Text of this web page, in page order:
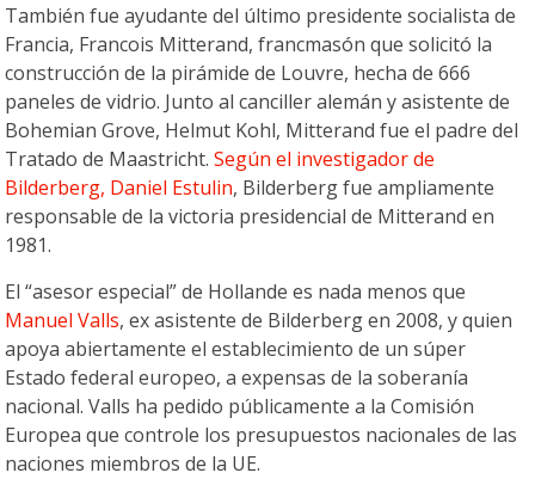
También fue ayudante del último presidente socialista de
Francia, Francois Mitterand, francmasón que solicitó la
construcción de la pirámide de Louvre, hecha de 666
paneles de vidrio. Junto al canciller alemán y asistente de
Bohemian Grove, Helmut Kohl, Mitterand fue el padre del
Tratado de Maastricht.Según el investigador de
Bilderberg, Daniel Estulin, Bilderberg fue ampliamente
responsable de la victoria presidencial de Mitterand en
1981.
El “asesor especial” de Hollande es nada menos que
Manuel Valls, ex asistente de Bilderberg en 2008, y quien
apoya abiertamente el establecimiento de un súper
Estado federal europeo, a expensas de la soberanía
nacional. Valls ha pedido públicamente a la Comisión
Europea que controle los presupuestos nacionales de las
naciones miembros de la UE.